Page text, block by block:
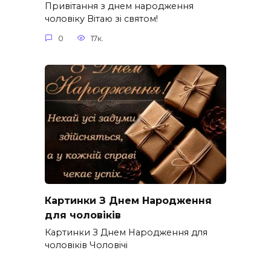
Привітання з днем народження
чоловіку Вітаю зі святом!
0 17к.
Картинки З Днем Народження
для чоловіків​
Картинки З Днем Народження для
чоловіків​ Чоловічі